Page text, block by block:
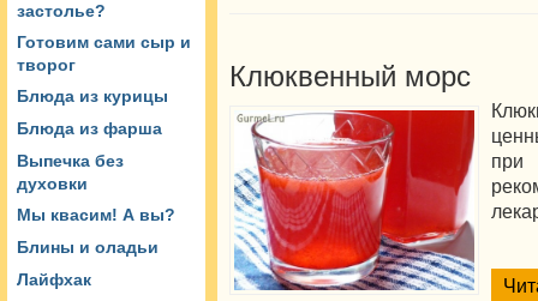
застолье?
Готовим сами сыр и
творог
Блюда из курицы
Блюда из фарша
Выпечка без
духовки
Мы квасим! А вы?
Блины и оладьи
Лайфхак
Клюквенный морс
при